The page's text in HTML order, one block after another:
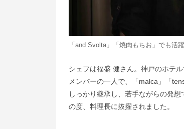
「and Svolta」「焼肉もちお」でも活
シェフは福盛 健さん。神戸のホテ
メンバーの一人で、「malca」「
しっかり継承し、若手ながらの発
の度、料理長に抜擢されました。